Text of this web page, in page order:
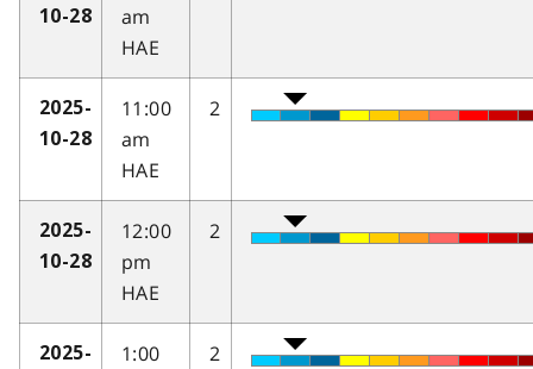
10-28
am
HAE
2025-
10-28
11:00
am
HAE
2
2025-
10-28
12:00
pm
HAE
2
2025-
1:00
2